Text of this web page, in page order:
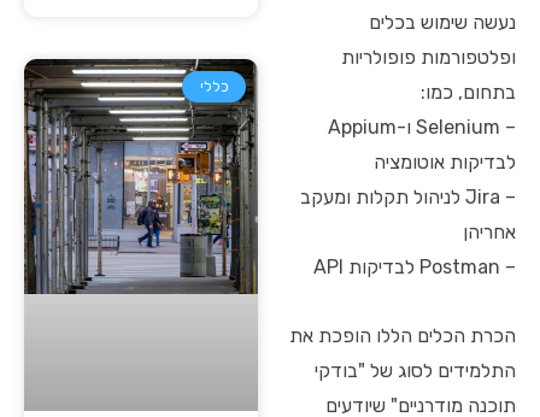
נעשה שימוש בכלים
ופלטפורמות פופולריות
בתחום, כמו:
– Selenium ו-Appium
לבדיקות אוטומציה
– Jira לניהול תקלות ומעקב
אחריהן
– Postman לבדיקות API
הכרת הכלים הללו הופכת את
התלמידים לסוג של "בודקי
תוכנה מודרניים" שיודעים
כללי